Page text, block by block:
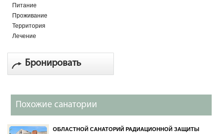
Питание
Проживание
Территория
Лечение
Бронировать
Похожие санатории
ОБЛАСТНОЙ САНАТОРИЙ РАДИАЦИОННОЙ ЗАЩИТЫ